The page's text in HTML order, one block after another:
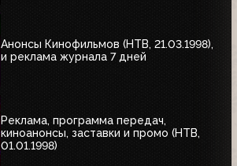
Анонсы Кинофильмов (НТВ, 21.03.1998),
и реклама журнала 7 дней
Реклама, программа передач,
киноанонсы, заставки и промо (НТВ,
01.01.1998)